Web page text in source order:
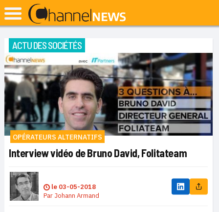
ACTU DES SOCIÉTÉS
OPÉRATEURS ALTERNATIFS
Interview vidéo de Bruno David, Folitateam
le 03-05-2018
Par Johann Armand